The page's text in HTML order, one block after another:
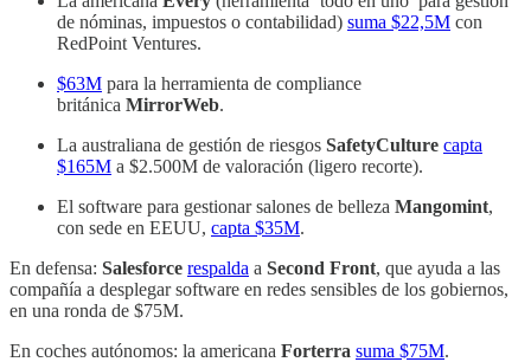
de nóminas, impuestos o contabilidad) suma $22,5M con
RedPoint Ventures.
$63M para la herramienta de compliance
británica MirrorWeb.
La australiana de gestión de riesgos SafetyCulture capta
$165M a $2.500M de valoración (ligero recorte).
El software para gestionar salones de belleza Mangomint,
con sede en EEUU, capta $35M.
En defensa: Salesforce respalda a Second Front, que ayuda a las
compañía a desplegar software en redes sensibles de los gobiernos,
en una ronda de $75M.
En coches autónomos: la americana Forterra suma $75M.